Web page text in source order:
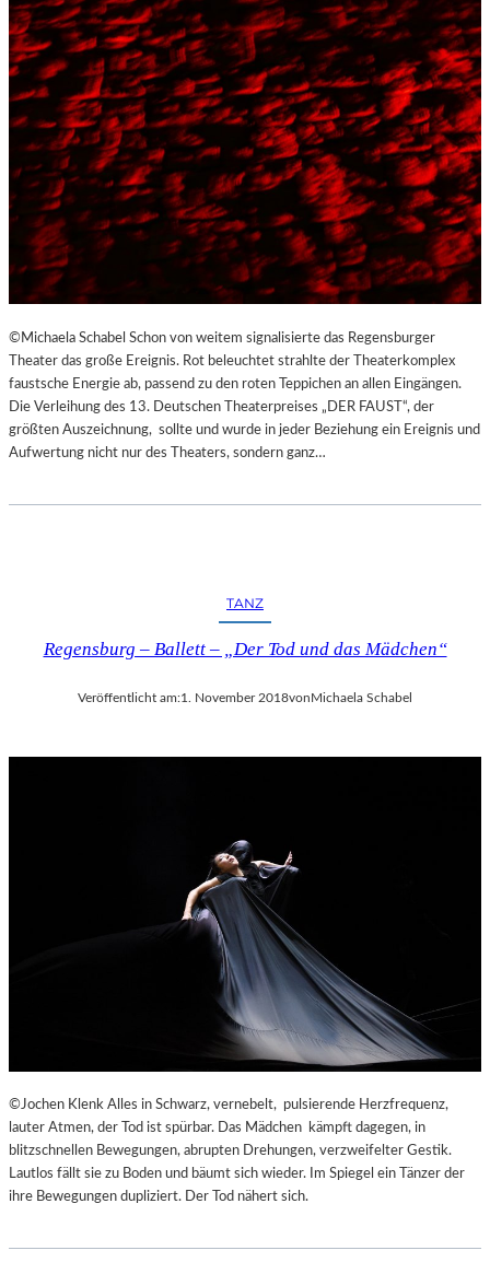
©Michaela Schabel Schon von weitem signalisierte das Regensburger
Theater das große Ereignis. Rot beleuchtet strahlte der Theaterkomplex
faustsche Energie ab, passend zu den roten Teppichen an allen Eingängen.
Die Verleihung des 13. Deutschen Theaterpreises „DER FAUST“, der
größten Auszeichnung, sollte und wurde in jeder Beziehung ein Ereignis und
Aufwertung nicht nur des Theaters, sondern ganz…
TANZ
Regensburg – Ballett – „Der Tod und das Mädchen“
Veröffentlicht am:1. November 2018vonMichaela Schabel
©Jochen Klenk Alles in Schwarz, vernebelt, pulsierende Herzfrequenz,
lauter Atmen, der Tod ist spürbar. Das Mädchen kämpft dagegen, in
blitzschnellen Bewegungen, abrupten Drehungen, verzweifelter Gestik.
Lautlos fällt sie zu Boden und bäumt sich wieder. Im Spiegel ein Tänzer der
ihre Bewegungen dupliziert. Der Tod nähert sich.